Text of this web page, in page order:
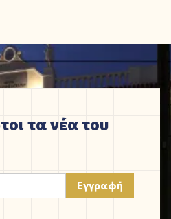
τα νέα του